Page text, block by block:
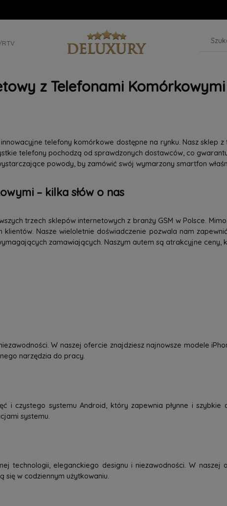
z Telefonami
telefony komórkowe dostępne na rynku. Nasz sklep
telefony pochodzą od sprawdzonych dostawców, co
powody, by zamówić swój wymarzony smartfon
– kilka słów o nas
trzech sklepów internetowych z branży GSM w Polsce.
Nasze wieloletnie doświadczenie pozwala nam
zamawiających. Naszym autem są atrakcyjne ceny,
W naszej ofercie znajdziesz najnowsze modele
narzędzia do pracy.
i czystego systemu Android, który zapewnia płynne i szybkie
systemu.
technologii, eleganckiego designu i niezawodności. W
się w codziennym użytkowaniu.